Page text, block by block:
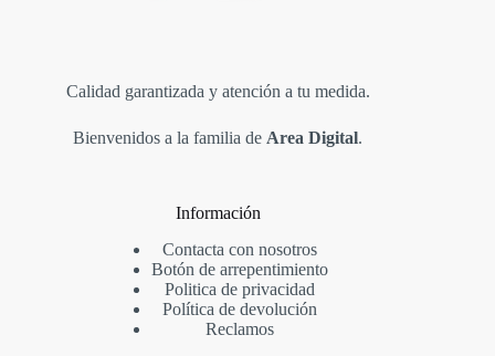
Calidad garantizada y atención a tu medida.
Bienvenidos a la familia de Area Digital.
Información
Contacta con nosotros
Botón de arrepentimiento
Politica de privacidad
Política de devolución
Reclamos